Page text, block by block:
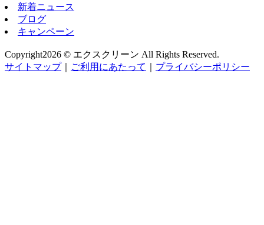
新着ニュース
ブログ
キャンペーン
Copyright2026 © エクスクリーン All Rights Reserved.
サイトマップ｜ ご利用にあたって プライバシーポリシー